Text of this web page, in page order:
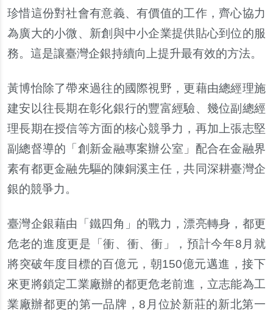
珍惜這份對社會有意義、有價值的工作，齊心協力
為廣大的小微、新創與中小企業提供貼心到位的服
務。這是讓臺灣企銀持續向上提升最有效的方法。
黃博怡除了帶來過往的國際視野，更藉由總經理施
建安以往長期在彰化銀行的豐富經驗、幾位副總經
理長期在授信等方面的核心競爭力，再加上張志堅
副總督導的「創新金融專案辦公室」配合在金融界
素有都更金融先驅的陳銅溪主任，共同深耕臺灣企
銀的競爭力。
臺灣企銀藉由「鐵四角」的戰力，漂亮轉身，都更
危老的進度更是「衝、衝、衝」，預計今年8月就
將突破年度目標的百億元，朝150億元邁進，接下
來更將鎖定工業廠辦的都更危老前進，立志能為工
業廠辦都更的第一品牌 ，8月位於新莊的新北第一